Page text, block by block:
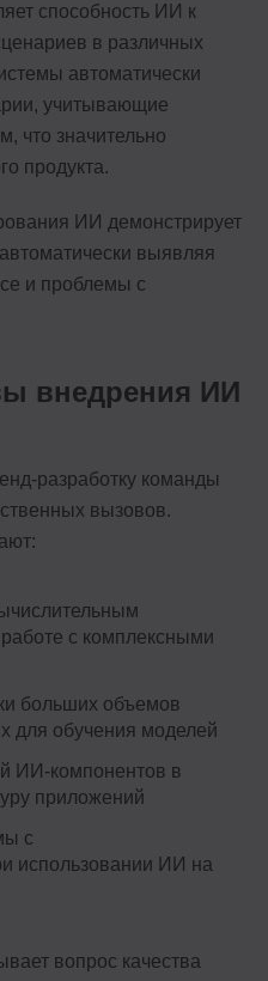
способность ИИ к
в различных
автоматически
учитывающие
что значительно
продукта.
ИИ демонстрирует
выявляя
и проблемы с
внедрения ИИ
разработку команды
вызовов.
с комплексными
больших объемов
для обучения моделей
ИИ-компонентов в
приложений
с
использовании ИИ на
вопрос качества